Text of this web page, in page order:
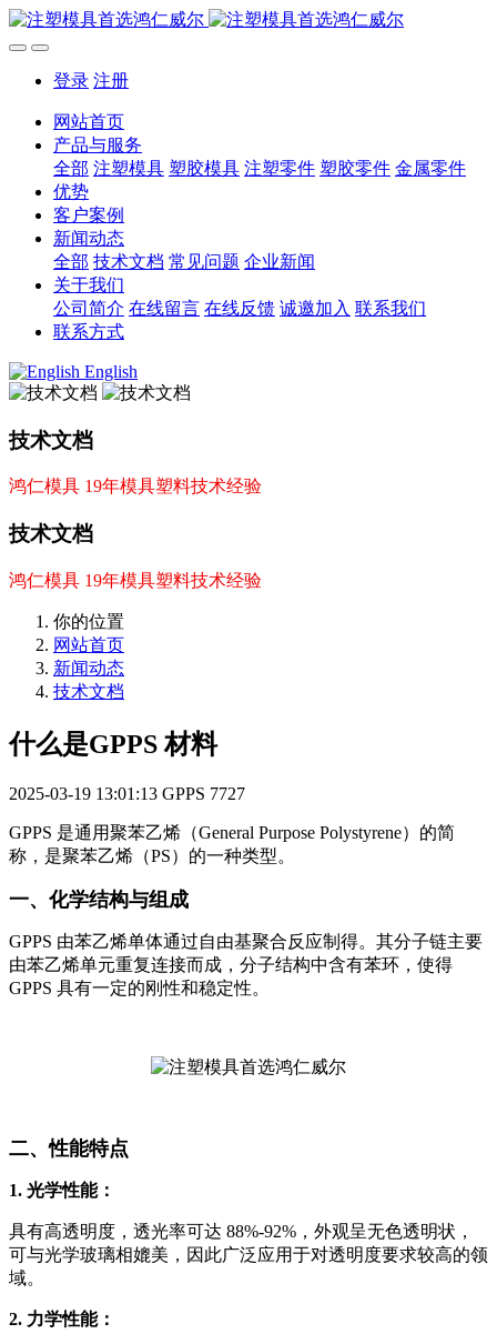
登录 注册
网站首页
产品与服务
全部 注塑模具 塑胶模具 注塑零件 塑胶零件 金属零件
优势
客户案例
新闻动态
全部 技术文档 常见问题 企业新闻
关于我们
公司简介 在线留言 在线反馈 诚邀加入 联系我们
联系方式
English
技术文档
鸿仁模具 19年模具塑料技术经验
技术文档
鸿仁模具 19年模具塑料技术经验
你的位置
网站首页
新闻动态
技术文档
什么是GPPS 材料
2025-03-19 13:01:13 GPPS 7727
GPPS 是通用聚苯乙烯（General Purpose Polystyrene）的简
称，是聚苯乙烯（PS）的一种类型。
一、化学结构与组成
GPPS 由苯乙烯单体通过自由基聚合反应制得。其分子链主要
由苯乙烯单元重复连接而成，分子结构中含有苯环，使得
GPPS 具有一定的刚性和稳定性。
二、性能特点
1. 光学性能：
具有高透明度，透光率可达 88%-92%，外观呈无色透明状，
可与光学玻璃相媲美，因此广泛应用于对透明度要求较高的领
域。
2. 力学性能：